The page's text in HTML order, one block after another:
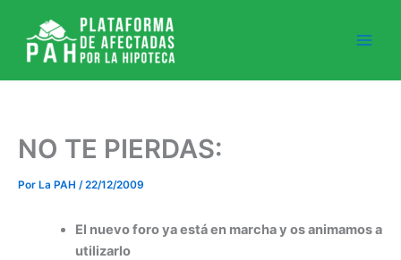
contenido
NO TE PIERDAS:
Por La PAH /22/12/2009
El nuevo foro ya está en marcha y os animamos a
utilizarlo